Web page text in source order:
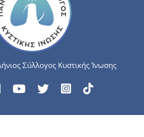
Σύλλογος Κυστικής Ίνωσης